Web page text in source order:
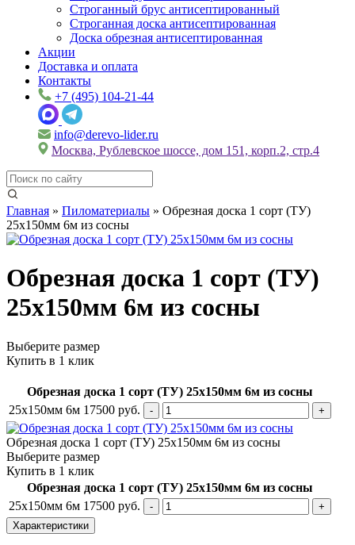
Строганный брус антисептированный
Строганная доска антисептированная
Доска обрезная антисептированная
Акции
Доставка и оплата
Контакты
+7 (495) 104-21-44
info@derevo-lider.ru
Москва, Рублевское шоссе, дом 151, корп.2, стр.4
Главная » Пиломатериалы » Обрезная доска 1 сорт (ТУ)
25х150мм 6м из сосны
Обрезная доска 1 сорт (ТУ)
25х150мм 6м из сосны
Выберите размер
Купить в 1 клик
Обрезная доска 1 сорт (ТУ) 25х150мм 6м из сосны
25х150мм 6м 17500 руб.
Обрезная доска 1 сорт (ТУ) 25х150мм 6м из сосны
Выберите размер
Купить в 1 клик
Обрезная доска 1 сорт (ТУ) 25х150мм 6м из сосны
25х150мм 6м 17500 руб.
Характеристики